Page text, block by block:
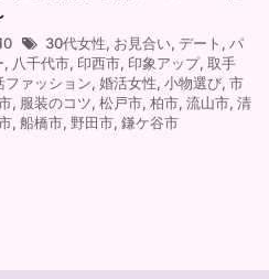
30代女性, お見合い, デート , パ
, 八千代市, 印西市, 印象アップ, 取手
ファッション, 婚活女性, 小物選び, 市
, 服装のコツ, 松戸市, 柏市, 流山市, 清
, 船橋市, 野田市, 鎌ケ谷市